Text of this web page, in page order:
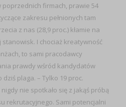
firmach, prawie 54
zakresu pełnionych tam
z nas (28,9 proc.) kłamie na
I chociaż kreatywność
to sami pracodawcy
prawdy wśród kandydatów
plaga. – Tylko 19 proc.
nie spotkało się z jakąś próbą
rekrutacyjnego. Sami potencjalni